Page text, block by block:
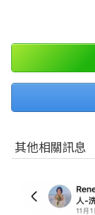
其他相關訊息